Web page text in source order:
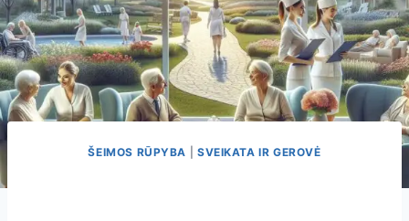
ŠEIMOS RŪPYBA SVEIKATA IR GEROVĖ